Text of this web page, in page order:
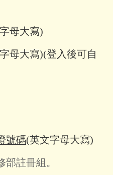
母大寫)
母大寫)(登入後可自
號碼(英文字母大寫)
註冊組。